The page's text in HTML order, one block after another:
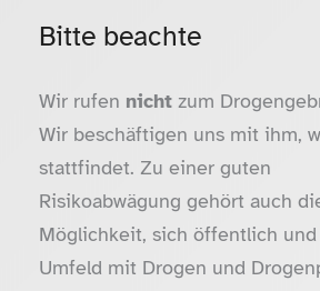
Bitte beachte
Wir rufen nicht zum
Wir beschäftigen uns mit ihm,
stattfindet. Zu einer guten
Risikoabwägung gehört auch
Möglichkeit, sich öffentlich
Umfeld mit Drogen und